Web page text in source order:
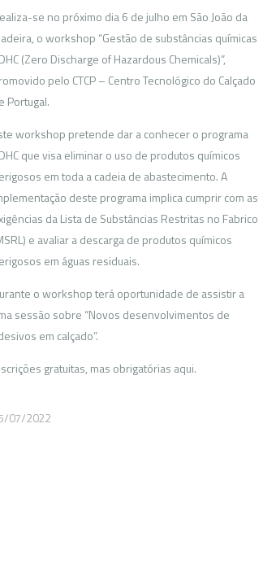
se no próximo dia 6 de julho em São João da
o workshop “Gestão de substâncias químicas
(Zero Discharge of Hazardous Chemicals)”,
pelo CTCP – Centro Tecnológico do Calçado
Portugal.
workshop pretende dar a conhecer o programa
que visa eliminar o uso de produtos químicos
em toda a cadeia de abastecimento. A
deste programa implica cumprir com as
da Lista de Substâncias Restritas no Fabrico
e avaliar a descarga de produtos químicos
em águas residuais.
o workshop terá oportunidade de assistir a
sessão sobre “Novos desenvolvimentos de
em calçado”.
gratuitas, mas obrigatórias aqui.
07/2022